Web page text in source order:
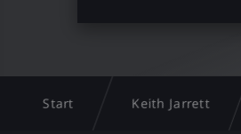
Start Keith Jarrett